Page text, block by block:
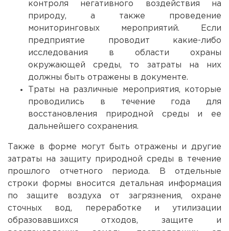
контроля негативного воздействия на
природу, а также проведение
мониторинговых мероприятий. Если
предприятие проводит какие-либо
исследования в области охраны
окружающей среды, то затраты на них
должны быть отражены в документе.
Траты на различные мероприятия, которые
проводились в течение года для
восстановления природной среды и ее
дальнейшего сохранения.
Также в форме могут быть отражены и другие
затраты на защиту природной среды в течение
прошлого отчетного периода. В отдельные
строки формы вносится детальная информация
по защите воздуха от загрязнения, охране
сточных вод, переработке и утилизации
образовавшихся отходов, защите и